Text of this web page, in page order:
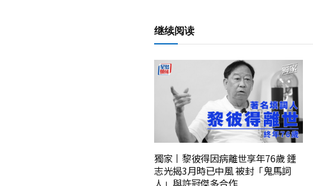
继续阅读
獨家丨黎彼得因病離世享年76歲 鍾
志光揭3月時已中風 被封「鬼馬詞